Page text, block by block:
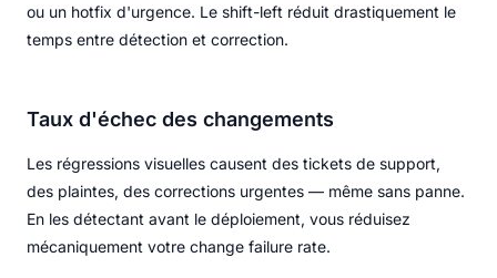
ou un hotfix d'urgence. Le shift-left réduit drastiquement le
temps entre détection et correction.
Taux d'échec des changements
Les régressions visuelles causent des tickets de support,
des plaintes, des corrections urgentes — même sans panne.
En les détectant avant le déploiement, vous réduisez
mécaniquement votre change failure rate.